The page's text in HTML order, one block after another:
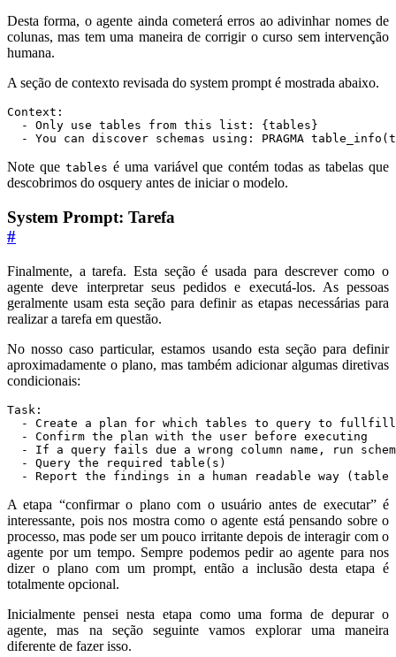
Desta forma, o agente ainda cometerá erros ao adivinhar nomes de
colunas, mas tem uma maneira de corrigir o curso sem intervenção
humana.
A seção de contexto revisada do system prompt é mostrada abaixo.
- You can discover schemas using: PRAGMA
Note que tables é uma variável que contém todas as tabelas que
descobrimos do osquery antes de iniciar o modelo.
System Prompt: Tarefa
#
Finalmente, a tarefa. Esta seção é usada para descrever como o
agente deve interpretar seus pedidos e executá-los. As pessoas
geralmente usam esta seção para definir as etapas necessárias para
realizar a tarefa em questão.
No nosso caso particular, estamos usando esta seção para definir
aproximadamente o plano, mas também adicionar algumas diretivas
condicionais:
- Report the findings in a human readable way (table
A etapa “confirmar o plano com o usuário antes de executar” é
interessante, pois nos mostra como o agente está pensando sobre o
processo, mas pode ser um pouco irritante depois de interagir com o
agente por um tempo. Sempre podemos pedir ao agente para nos
dizer o plano com um prompt, então a inclusão desta etapa é
totalmente opcional.
Inicialmente pensei nesta etapa como uma forma de depurar o
agente, mas na seção seguinte vamos explorar uma maneira
diferente de fazer isso.